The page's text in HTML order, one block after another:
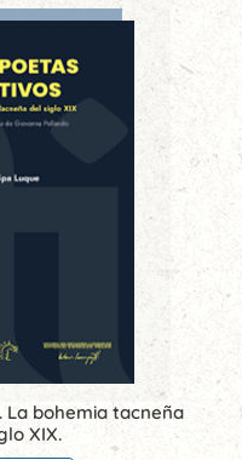
La bohemia tacneña
XIX.